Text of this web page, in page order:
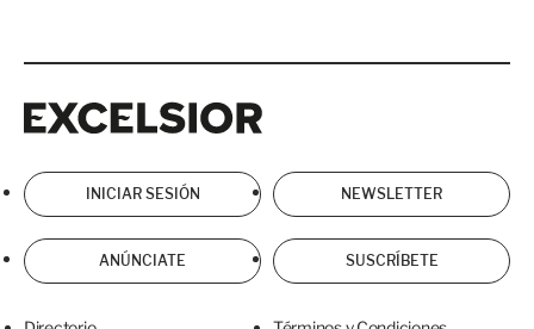
r
o
i
e
INICIAR SESIÓN NEWSLETTER
ANÚNCIATE SUSCRÍBETE